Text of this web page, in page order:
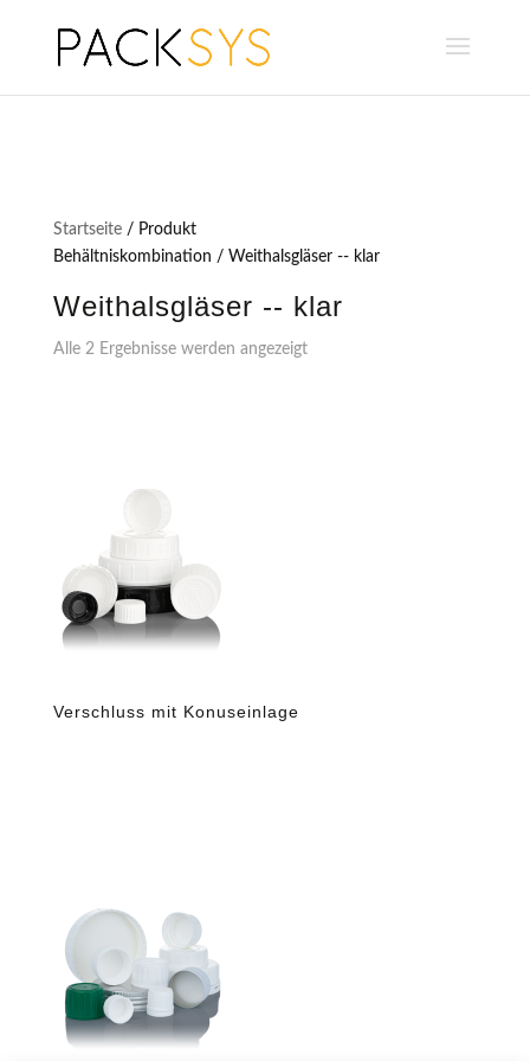
Startseite/ Produkt
Behältniskombination / Weithalsgläser -- klar
Weithalsgläser -- klar
Alle 2 Ergebnisse werden angezeigt
Verschluss mit Konuseinlage